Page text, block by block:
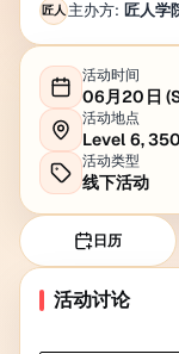
匠人 主办方: 匠人学
活动时间
06月20日
活动地点
Level 6,
活动类型
线下活动
日历
活动讨论